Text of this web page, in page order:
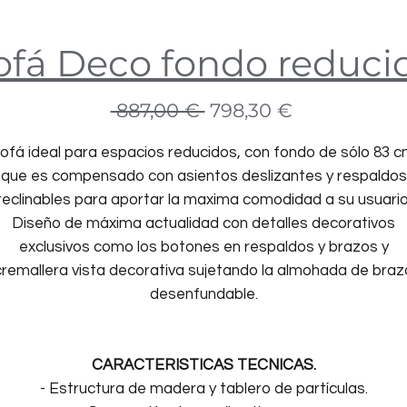
Deco fondo
887,00 € Precio
798,30 €Precio
oferta
ideal para espacios reducidos, con fondo de sólo 83
que es compensado con asientos deslizantes y respaldos
para aportar la maxima comodidad a su
Diseño de máxima actualidad con detalles decorativos
exclusivos como los botones en respaldos y brazos y
vista decorativa sujetando la almohada de
desenfundable.
CARACTERISTICAS TECNICAS.
- Estructura de madera y tablero de partículas.